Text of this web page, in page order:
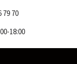
79 70
18:00